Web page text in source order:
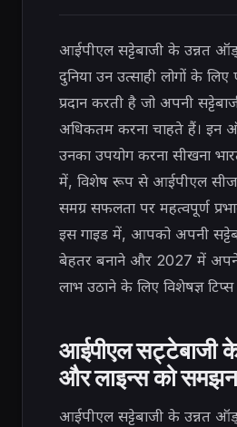
आईपीएल सट्टेबाजी के उन्नत
दुनिया उन उत्साही लोगों के
प्रदान करती है जो अपनी
अधिकतम करना चाहते हैं। इन
उनका उपयोग करना सीखना
में, विशेष रूप से आईपीएल
समग्र सफलता पर महत्वपूर्ण
इस गाइड में, आपको अपनी
बेहतर बनाने और 2027 में
लाभ उठाने के लिए विशेषज्ञ
आईपीएल सट्टेबाजी
और लाइन्स को
आईपीएल सट्टेबाजी के उन्नत